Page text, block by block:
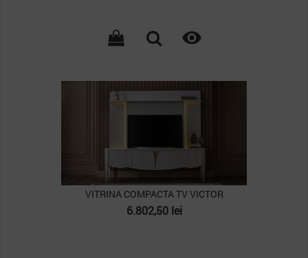

VITRINA COMPACTA TV VICTOR
Pret
6.802,50 lei